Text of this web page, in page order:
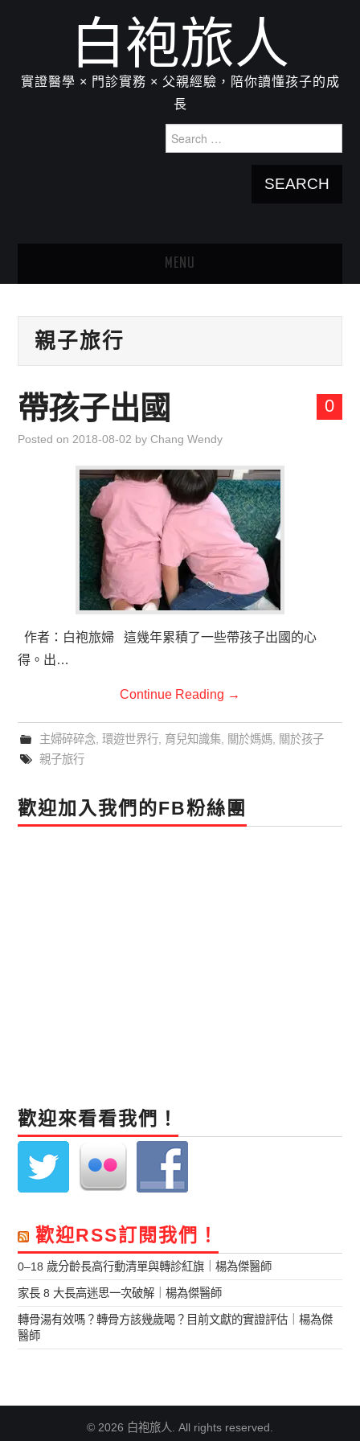
白袍旅人
實證醫學 × 門診實務 × 父親經驗，陪你讀懂孩子的成
長
for:
MENU
關於我：楊為傑醫師
育兒知識集
環遊世界行
直上雲霄去
我思故我在
聯絡我
主婦碎碎念
親子旅行
0
帶孩子出國
Posted on 2018-08-02 byChang Wendy
作者：白袍旅婦 這幾年累積了一些帶孩子出國的心
得。出…
Continue Reading →
主婦碎碎念, 環遊世界行, 育兒知識集, 關於媽媽,
關於孩子
親子旅行
歡迎加入我們的FB粉絲團
歡迎來看看我們！
歡迎RSS訂閱我們！
0–18 歲分齡長高行動清單與轉診紅旗｜楊為傑醫師
家長 8 大長高迷思一次破解｜楊為傑醫師
轉骨湯有效嗎？轉骨方該幾歲喝？目前文獻的實證評估｜楊為傑
醫師
© 2026 白袍旅人. All rights reserved.